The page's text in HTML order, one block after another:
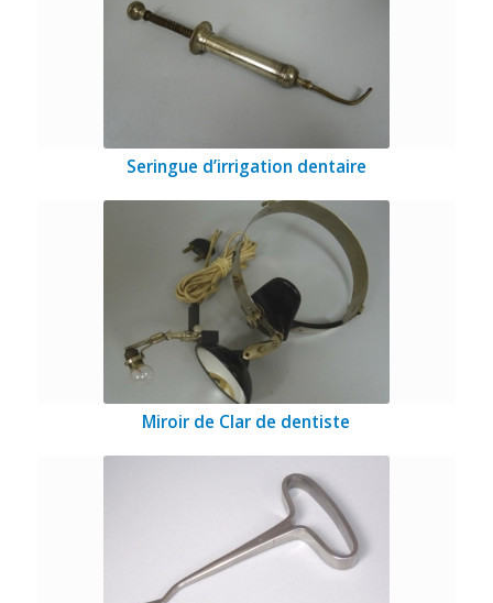
Seringue d’irrigation dentaire
Miroir de Clar de dentiste